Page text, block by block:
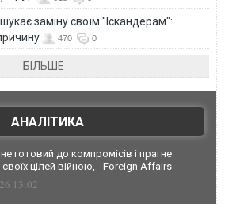
заміну своїм "Іскандерам":
470 0
БІЛЬШЕ
АНАЛІТИКА
готовий до компромісів і прагне
цілей війною, - Foreign Affairs
13:02